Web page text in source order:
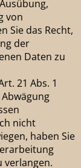
von
Sie das Recht,
der
Daten zu
21 Abs. 1
nicht
haben Sie
verlangen.